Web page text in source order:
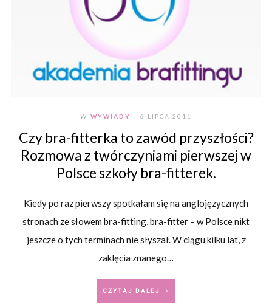
W WYWIADY - 6 LIPCA 2011
Czy bra-fitterka to zawód przyszłości?
Rozmowa z twórczyniami pierwszej w
Polsce szkoły bra-fitterek.
Kiedy po raz pierwszy spotkałam się na anglojęzycznych
stronach ze słowem bra-fitting, bra-fitter – w Polsce nikt
jeszcze o tych terminach nie słyszał. W ciągu kilku lat, z
zaklęcia znanego…
CZYTAJ DALEJ